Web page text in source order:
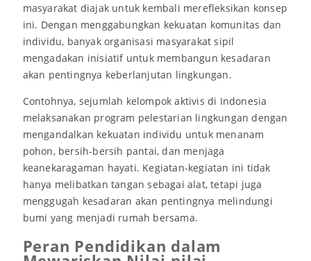
masyarakat diajak untuk kembali merefleksikan konsep
ini. Dengan menggabungkan kekuatan komunitas dan
individu, banyak organisasi masyarakat sipil
mengadakan inisiatif untuk membangun kesadaran
akan pentingnya keberlanjutan lingkungan.
Contohnya, sejumlah kelompok aktivis di Indonesia
melaksanakan program pelestarian lingkungan dengan
mengandalkan kekuatan individu untuk menanam
pohon, bersih-bersih pantai, dan menjaga
keanekaragaman hayati. Kegiatan-kegiatan ini tidak
hanya melibatkan tangan sebagai alat, tetapi juga
menggugah kesadaran akan pentingnya melindungi
bumi yang menjadi rumah bersama.
Peran Pendidikan dalam